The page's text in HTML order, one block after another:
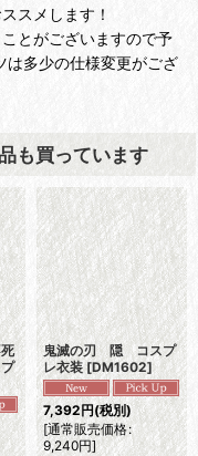
スメします！
とがございますので予
は多少の仕様変更がござ
も買っています
鬼滅の刃 隠 コスプ
レ衣装 [DM1602]
7,392円(税別)
[通常販売価格:
9,240円]